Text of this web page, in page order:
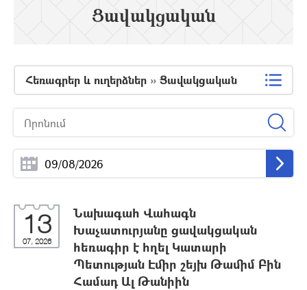
Ցավակցական
Հեռագրեր և ուղերձներ » Ցավակցական
13
07, 2026
Նախագահ Վահագն
Խաչատուրյանը ցավակցական
հեռագիր է հղել Կատարի
Պետության Էմիր շեյխ Թամիմ Բին
Համադ Ալ Թանիին